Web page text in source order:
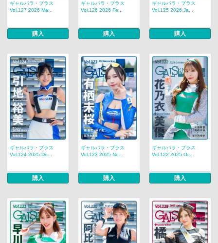
ギャルパラ・プラス
Vol.127 2026 Ma...
購入
ギャルパラ・プラス
Vol.126 2026 Fe...
購入
ギャルパラ・プラス
Vol.125 2026 Ja...
購入
ギャルパラ・プラス
Vol.124 2025 De...
購入
ギャルパラ・プラス
Vol.123 2025 No...
購入
ギャルパラ・プラス
Vol.122 2025 Oc...
購入